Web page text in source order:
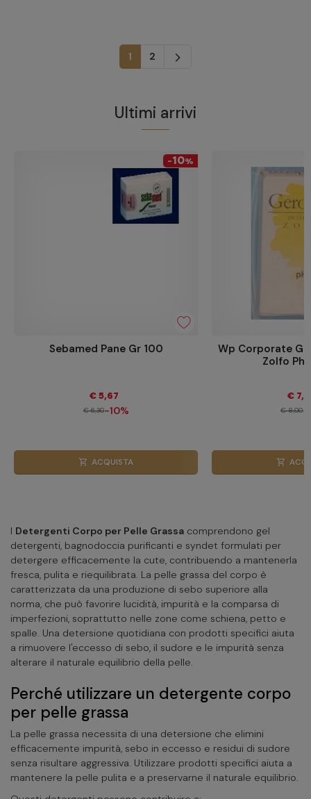
1 2 arrow_forward_ios
Ultimi arrivi
-10%
Sebamed Pane Gr 100
€ 5,67
€ 6,30-10%
shopping_cart ACQUISTA
Wp Corporate
Zolfo
€
€ 8,00-
shopping_cart
I Detergenti Corpo per Pelle Grassa comprendono gel
detergenti, bagnodoccia purificanti e syndet formulati per
detergere efficacemente la cute, contribuendo a mantenerla
fresca, pulita e riequilibrata. La pelle grassa del corpo è
caratterizzata da una produzione di sebo superiore alla
norma, che può favorire lucidità, impurità e la comparsa di
imperfezioni, soprattutto nelle zone come schiena, petto e
spalle. Una detersione quotidiana con prodotti specifici aiuta
a rimuovere l'eccesso di sebo, il sudore e le impurità senza
alterare il naturale equilibrio della pelle.
Perché utilizzare un detergente corpo
per pelle grassa
La pelle grassa necessita di una detersione che elimini
efficacemente impurità, sebo in eccesso e residui di sudore
senza risultare aggressiva. Utilizzare prodotti specifici aiuta a
mantenere la pelle pulita e a preservarne il naturale equilibrio.